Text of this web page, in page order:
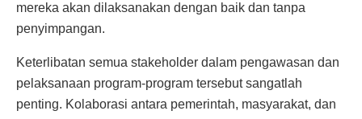
mereka akan dilaksanakan dengan baik dan tanpa
penyimpangan.
Keterlibatan semua stakeholder dalam pengawasan dan
pelaksanaan program-program tersebut sangatlah
penting. Kolaborasi antara pemerintah, masyarakat, dan